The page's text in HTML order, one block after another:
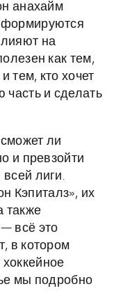
анахайм
формируются
на
как тем,
тем, кто хочет
часть и сделать
ли
и превзойти
всей лиги.
Кэпиталз», их
также
всё это
в котором
мы подробно